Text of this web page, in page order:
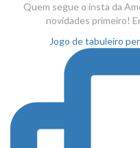
Quem segue o insta da
novidades primeiro!
Jogo de tabuleiro